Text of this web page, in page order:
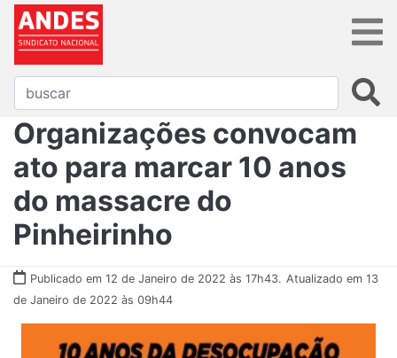
Organizações convocam
ato para marcar 10 anos
do massacre do
Pinheirinho
Publicado em 12 de Janeiro de 2022 às 17h43. Atualizado em 13
de Janeiro de 2022 às 09h44